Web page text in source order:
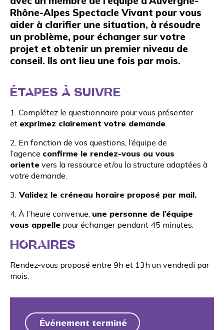
Rhône-Alpes Spectacle Vivant pour vous
aider à clarifier une situation, à résoudre
un problème, pour échanger sur votre
projet et obtenir un premier niveau de
conseil. Ils ont lieu une fois par mois.
ÉTAPES À SUIVRE
1. Complétez le questionnaire pour vous présenter
et exprimez clairement votre demande.
2. En fonction de vos questions, l’équipe de
l’agence confirme le rendez-vous ou vous
oriente vers la ressource et/ou la structure adaptées à
votre demande.
3. Validez le créneau horaire proposé par mail.
4. À l’heure convenue, une personne de l’équipe
vous appelle pour échanger pendant 45 minutes.
HORAIRES
Rendez-vous proposé entre 9h et 13h un vendredi par
mois.
Événement terminé